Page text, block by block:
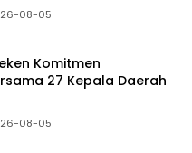
08-05
Komitmen
27 Kepala Daerah
08-05